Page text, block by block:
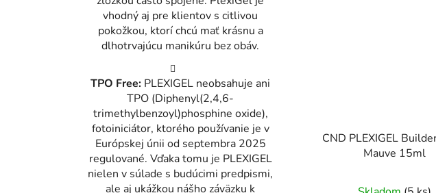
vhodný aj pre klientov s citlivou
pokožkou, ktorí chcú mať krásnu a
dlhotrvajúcu manikúru bez obáv.
TPO Free: PLEXIGEL neobsahuje ani
TPO (Diphenyl(2,4,6-
trimethylbenzoyl)phosphine oxide),
fotoiniciátor, ktorého používanie je v
Európskej únii od septembra 2025
regulované. Vďaka tomu je PLEXIGEL
nielen v súlade s budúcimi predpismi,
ale aj ukážkou nášho záväzku k
CND PLEXIGEL
Mauve 15ml